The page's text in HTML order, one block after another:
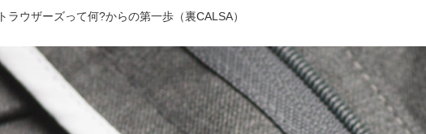
トラウザーズって何?からの第一歩（裏CALSA）